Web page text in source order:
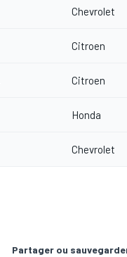
Chevrolet
Citroen
Citroen
Honda
Chevrolet
Partager ou